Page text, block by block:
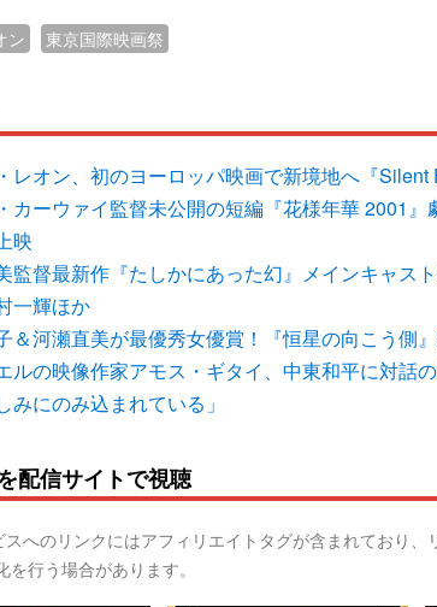
ン 東京国際映画祭
レオン、初のヨーロッパ映画で新境地へ『
カーウァイ監督未公開の短編『花様年華 2001』
映
監督最新作『たしかにあった幻』メインキャス
一輝ほか
＆河瀬直美が最優秀女優賞！『恒星の向こう側
ルの映像作家アモス・ギタイ、中東和平に対話
みにのみ込まれている」
配信サイトで視聴
へのリンクにはアフィリエイトタグが含まれており
を行う場合があります。